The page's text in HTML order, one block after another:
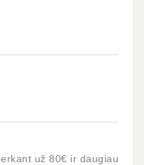
už 80€ ir daugiau